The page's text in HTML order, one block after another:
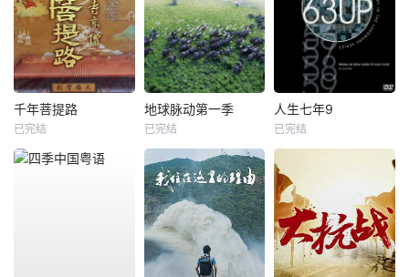
千年菩提路
已完结
地球脉动第一季
已完结
人生七年9
已完结